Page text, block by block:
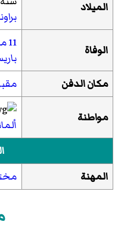
الميلاد
الوفاة 11 مايو
مكان الدفن
مواطنة
المهنة